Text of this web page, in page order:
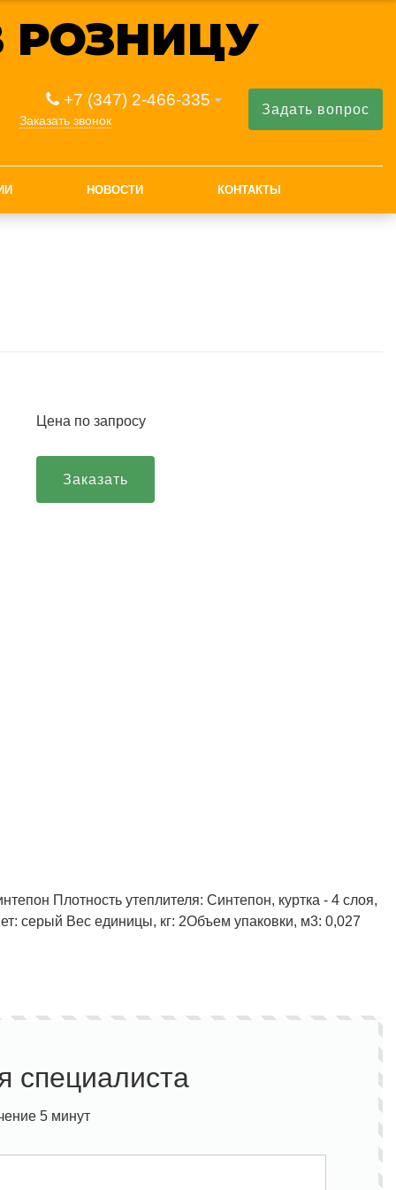
+7 (347) 2-466-335
Заказать звонок
Задать вопрос
НОВОСТИ КОНТАКТЫ
рыбацкий
специальной цене!
Костюм по ЛУЧШЕЙ ЦЕНЕ!
Цена по запросу
Заказать
Плотность утеплителя: Синтепон, куртка - 4 слоя,
серый Вес единицы, кг: 2Объем упаковки, м3: 0,027
специалиста
5 минут